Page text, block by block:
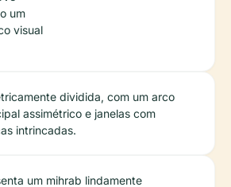
um
visual
dividida, com um arco
assimétrico e janelas com
intrincadas.
um mihrab lindamente